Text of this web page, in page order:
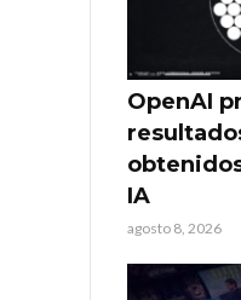
OpenAI
IA
agosto 8, 2026